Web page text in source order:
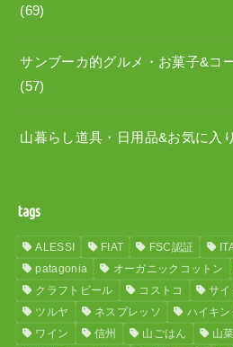
(69)
サンブーカ的グルメ・お菓子&コ
(57)
山暮らし道具・日用品&お気に入り
tags
ALESSI FIAT FSC認証
patagonia
オーガニックコットン
クラフトビール
コストコ サ
ツルヤ
ネスプレッソ ハイキン
ワイン
信州 山ごはん 山